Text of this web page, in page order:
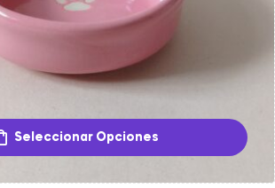
Seleccionar Opciones